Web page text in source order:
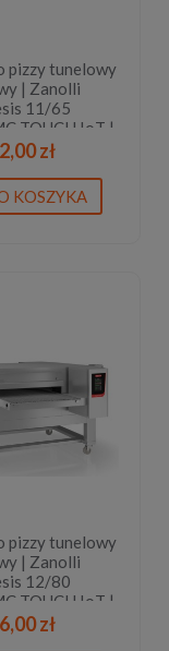
pizzy tunelowy
| Zanolli
11/65
TOUCH IoT |
dotykowy
gwarancji
zł
KOSZYKA
pizzy tunelowy
| Zanolli
12/80
TOUCH IoT |
dotykowy
gwarancji
zł